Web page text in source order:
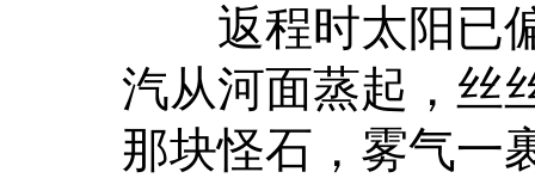
返程时太阳已偏
汽从河面蒸起，丝
那块怪石，雾气一